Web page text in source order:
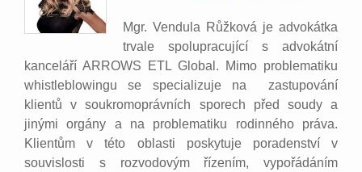
Mgr. Vendula Růžková je advokátka
trvale spolupracující s advokátní
kanceláří ARROWS ETL Global. Mimo problematiku
whistleblowingu se specializuje na zastupování
klientů v soukromoprávních sporech před soudy a
jinými orgány a na problematiku rodinného práva.
Klientům v této oblasti poskytuje poradenství v
souvislosti s rozvodovým řízením, vypořádáním